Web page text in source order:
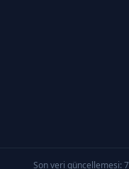
Son veri güncellemesi: